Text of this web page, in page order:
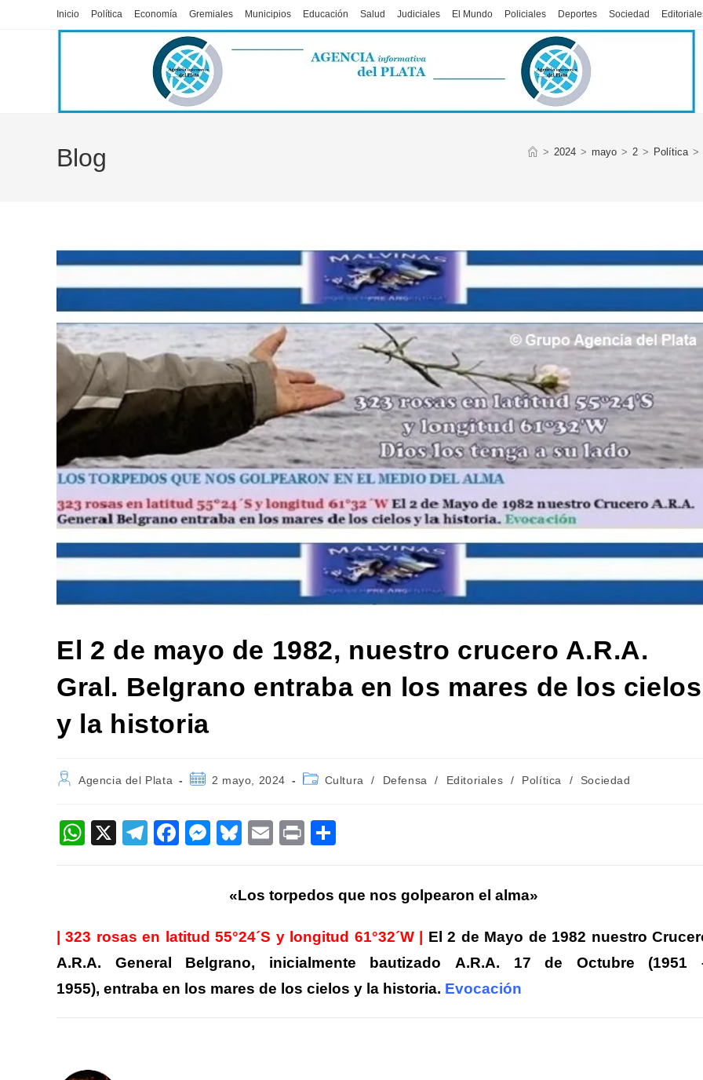
Inicio Política Economía Gremiales Municipios Educación Salud Judiciales El Mundo Policiales Deportes Sociedad
Blog > 2024 > mayo > 2 > Política >
El 2 de mayo de 1982, nuestro crucero A.R.A.
Gral. Belgrano entraba en los mares de los cielos
y la historia
Autor
entrada:
Agencia del Plata
Publicación
entrada:
2 mayo, 2024
Categoría
entrada:
Cultura / Defensa / Editoriales / Política / Sociedad
W
A
p
p
X
T
a
m
F
b
o
o
M
n
g
er
Bl
sk
y
E
Pr
p
ar
tir
«Los torpedos que nos golpearon el alma»
| 323 rosas en latitud 55°24´S y longitud 61°32´W | El 2 de Mayo de 1982 nuestro
A.R.A. General Belgrano, inicialmente bautizado A.R.A. 17 de Octubre (1951
1955), entraba en los mares de los cielos y la historia. Evocación